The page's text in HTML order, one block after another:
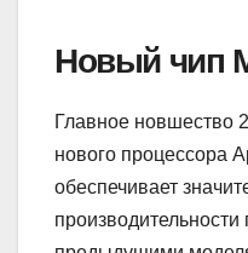
Новый чип
Главное новшество
нового процессора
обеспечивает